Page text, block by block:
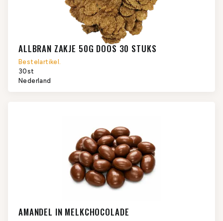
ALLBRAN ZAKJE 50G DOOS 30 STUKS
Bestelartikel.
30st
Nederland
AMANDEL IN MELKCHOCOLADE